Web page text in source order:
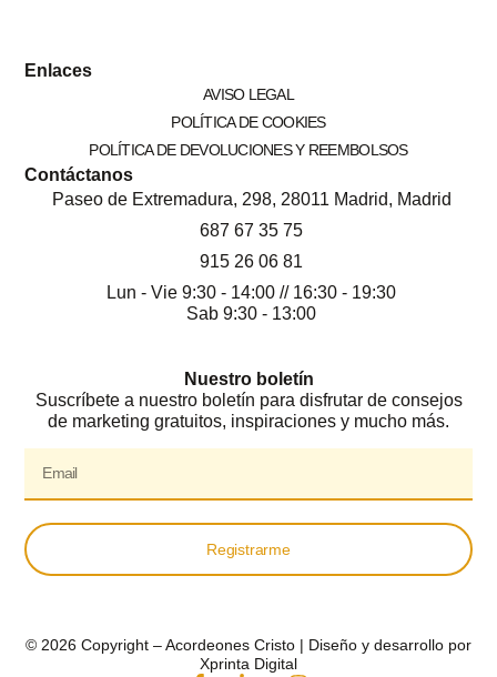
Enlaces
AVISO LEGAL
POLÍTICA DE COOKIES
POLÍTICA DE DEVOLUCIONES Y REEMBOLSOS
Contáctanos
Paseo de Extremadura, 298, 28011 Madrid, Madrid
687 67 35 75
915 26 06 81
Lun - Vie 9:30 - 14:00 // 16:30 - 19:30
Sab 9:30 - 13:00
Nuestro boletín
Suscríbete a nuestro boletín para disfrutar de consejos
de marketing gratuitos, inspiraciones y mucho más.
Registrarme
© 2026 Copyright – Acordeones Cristo | Diseño y desarrollo por
Xprinta Digital